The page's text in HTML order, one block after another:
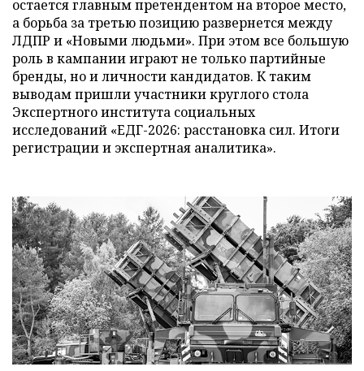
остается главным претендентом на второе место,
а борьба за третью позицию развернется между
ЛДПР и «Новыми людьми». При этом все большую
роль в кампании играют не только партийные
бренды, но и личности кандидатов. К таким
выводам пришли участники круглого стола
Экспертного института социальных
исследований «ЕДГ-2026: расстановка сил. Итоги
регистрации и экспертная аналитика».